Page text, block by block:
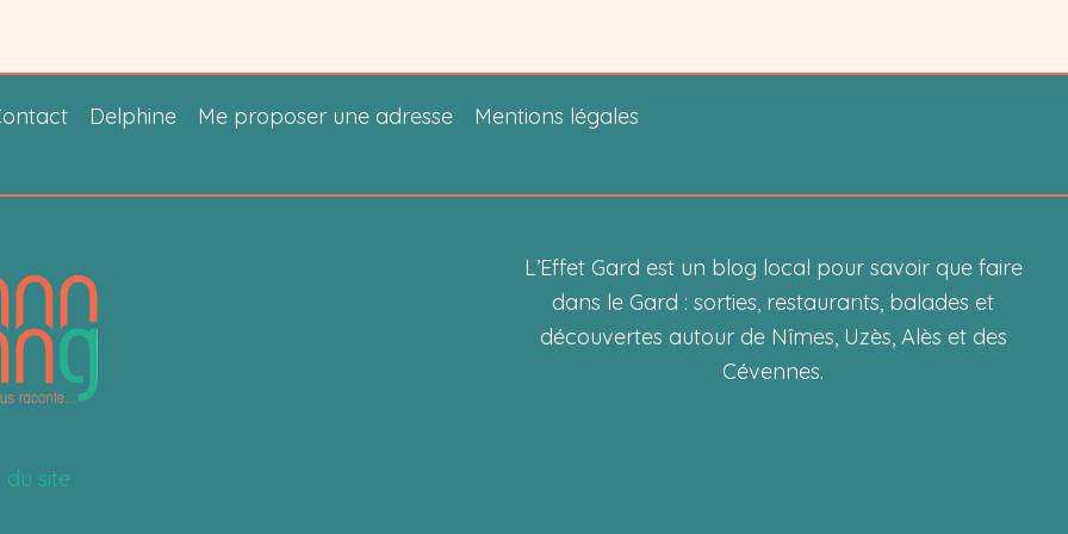
Delphine Me proposer une adresse Mentions légales
du site
L’Effet Gard est un blog local pour savoir que faire
dans le Gard : sorties, restaurants, balades et
découvertes autour de Nîmes, Uzès, Alès et des
Cévennes.